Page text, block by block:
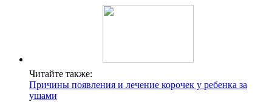
Читайте также:
Причины появления и лечение корочек у ребенка за
ушами